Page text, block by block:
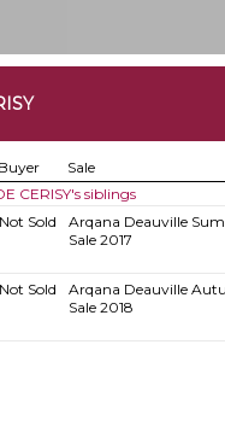
Buyer Sale
CERISY's siblings
Not Sold
Arqana Deauville
Sale 2017
Not Sold
Arqana Deauville
Sale 2018